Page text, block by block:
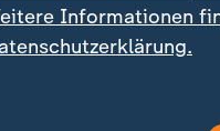
Informationen